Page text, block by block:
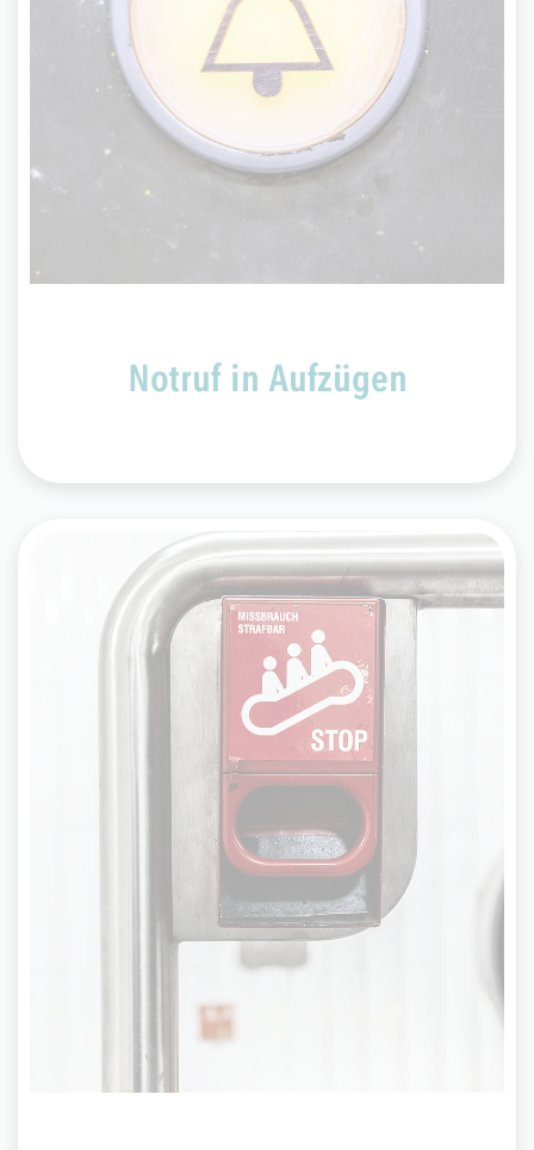
Notruf in Aufzügen
Notruf in Aufzügen
Der Notruf in Aufzügen stellt eine direkte
Verbindung mit der VGF-Service- und
Sicherheitszentrale her. Die Mitarbeitenden
alarmieren die erforderlichen Rettungskräfte. Die
Kolleginnen und Kollegen des Ordnungsdienstes
führen im Notfall Aufzugsnotöffnungen durch.
Nothalt an Fahrtreppen
Der Nothalt stoppt Fahrtreppen in
Gefahrensituationen (z.B. bei Stürzen,
eingeklemmter Kleidung etc.). Achten Sie beim